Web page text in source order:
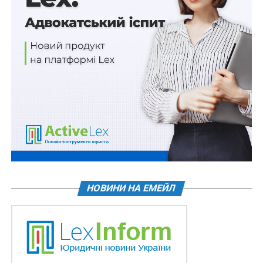
ухилення від проходження військової служби за
контрактом особою, яку під час проведення
мобілізації та дії воєнного стану звільнено умовно-
достроково від відбування покарання для
проходження військової служби, що каратиметься
позбавленням волі на строк від п’яти до десяти років.
Читайте також збірник
Воєнний стан. Всі
нормативні матеріали, алгоритми дій,
роз’яснення, корисні ресурси
Схожі статті:
Довідки про несудимість органи і установи
можуть отримувати без участі громадян
НОВИНИ НА ЕМЕЙЛ